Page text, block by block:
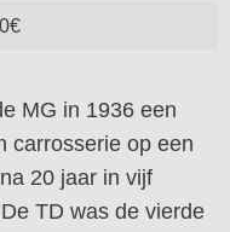
MG in 1936 een
carrosserie op een
20 jaar in vijf
TD was de vierde